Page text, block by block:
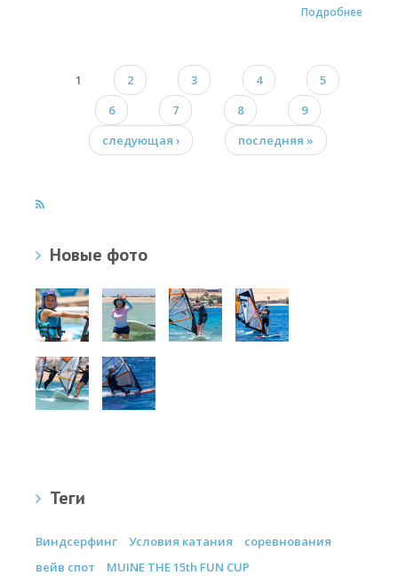
Подробнее
Страницы
1 2 3 4
5
6
7 8
9
следующая ›
последняя »
Новые фото
Теги
Виндсерфинг Условия катания
соревнования
вейв спот
MUINE THE 15th FUN CUP